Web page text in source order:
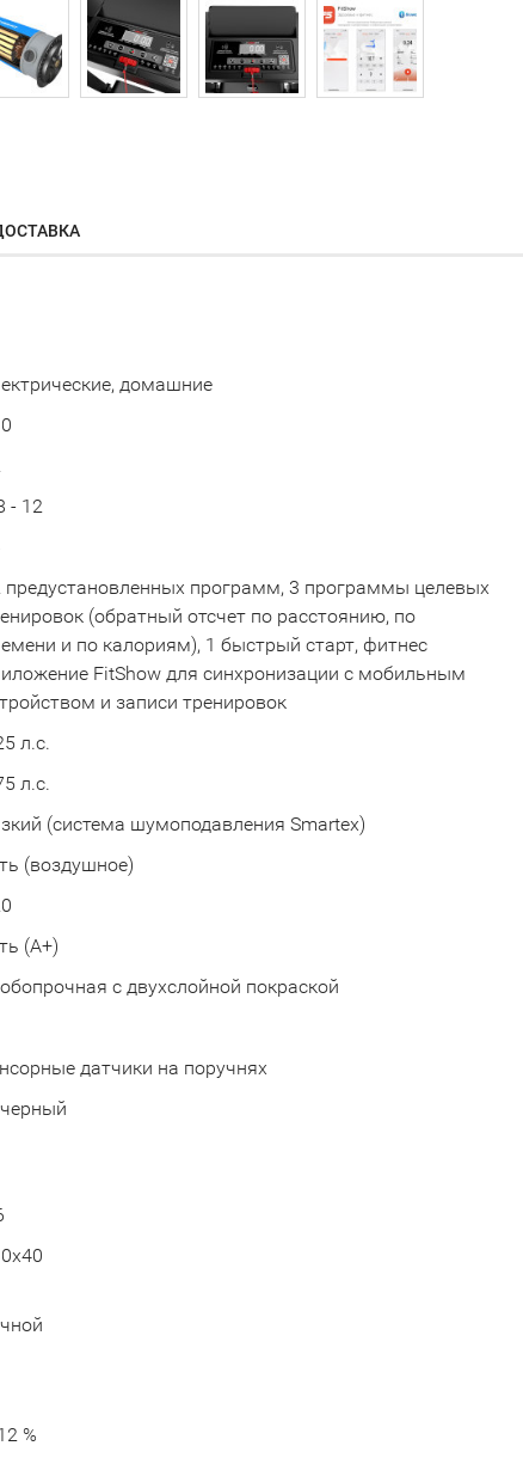
домашние
- 12
предустановленных программ, 3 программы целевых
(обратный отсчет по расстоянию, по
и по калориям), 1 быстрый старт, фитнес
FitShow для синхронизации с мобильным
и записи тренировок
л.с.
л.с.
(система шумоподавления Smartex)
(воздушное)
(А+)
с двухслойной покраской
датчики на поручнях
черный
%